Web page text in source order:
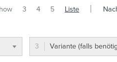
3 4 5 Liste
Variante (falls